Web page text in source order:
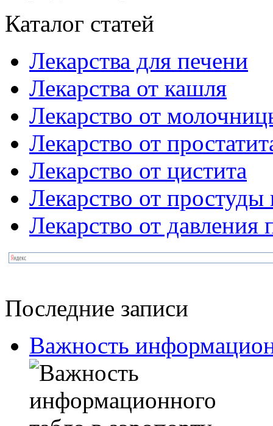
Каталог статей
Лекарства для печени
Лекарства от кашля
Лекарство от
Лекарство от
Лекарство от цистита
Лекарство от простуды
Лекарство от
Последние записи
Важность